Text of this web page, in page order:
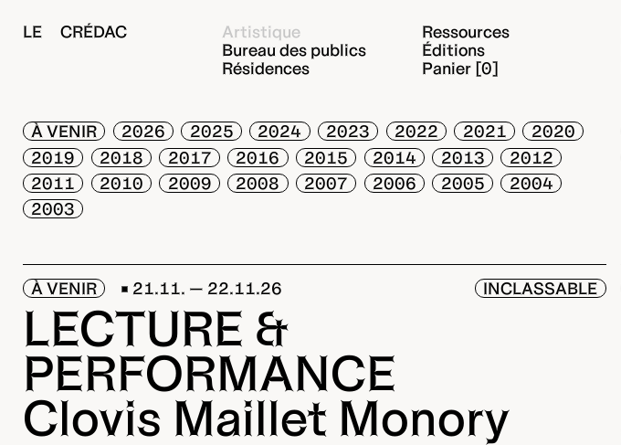
LE CRÉDAC
Artistique
Bureau des publics
Résidences
Ressources
Éditions
Panier [0]
À VENIR 2026 2025 2024 2023 2022 2021
2020
2019
2018 2017 2016 2015 2014 2013
2012
2011
2010 2009 2008 2007 2006 2005
2004
2003
À VENIR 21.11. — 22.11.26 INCLASSABLE
LECTURE &
PERFORMANCE
Clovis Maillet Monory